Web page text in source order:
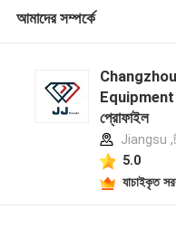
আমাদের সম্পর্কে
Equipment
প্রোফাইল
Jiangsu
5.0
যাচাইকৃত